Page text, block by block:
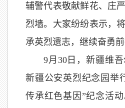
辅警代表敬献鲜花、庄
烈墙。大家纷纷表示，
承英烈遗志，继续奋勇前
9月30日，新疆维
新疆公安英烈纪念园举
传承红色基因”纪念活